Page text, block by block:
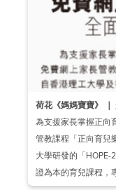
荷花《媽媽寶寶》 ｜
為支援家長掌握正向
管教課程「正向育兒
大學研發的「HOPE-
證為本的育兒課程，